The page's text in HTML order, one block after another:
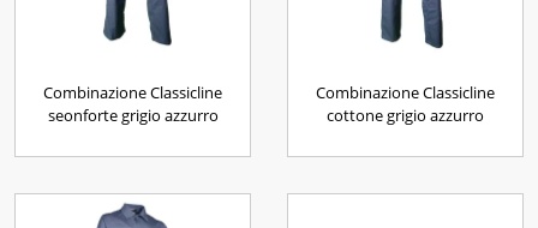
Combinazione Classicline
seonforte grigio azzurro
Combinazione Classicline
cottone grigio azzurro